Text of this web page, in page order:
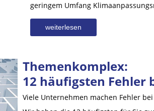
geringem Umfang
weiterlesen
Themenkomplex:
12 häufigsten Fehler
Viele Unternehmen machen Fehler